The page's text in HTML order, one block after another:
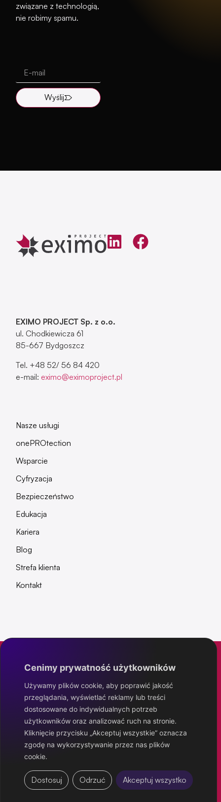
Cenimy prywatność użytkowników
Używamy plików cookie, aby poprawić jakość
przeglądania, wyświetlać reklamy lub treści
dostosowane do indywidualnych potrzeb
użytkowników oraz analizować ruch na stronie.
Kliknięcie przycisku „Akceptuj wszystkie” oznacza
zgodę na wykorzystywanie przez nas plików
cookie.
Dostosuj Odrzuć Akceptuj wszystko
związane z technologią,
nie robimy spamu.
Wyślij
EXIMO PROJECT Sp. z o.o.
ul. Chodkiewicza 61
85-667 Bydgoszcz
Tel. +48 52/ 56 84 420
e-mail: eximo@eximoproject.pl
Nasze usługi
onePROtection
Wsparcie
Cyfryzacja
Bezpieczeństwo
Edukacja
Kariera
Blog
Strefa klienta
Kontakt
Eximo Project
IT poziom wyżej
Polityka prywatności